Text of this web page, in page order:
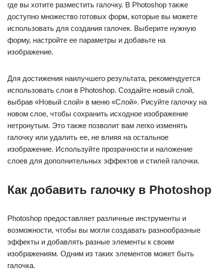
где вы хотите разместить галочку. В Photoshop также
доступно множество готовых форм, которые вы можете
использовать для создания галочек. Выберите нужную
форму, настройте ее параметры и добавьте на
изображение.
Для достижения наилучшего результата, рекомендуется
использовать слои в Photoshop. Создайте новый слой,
выбрав «Новый слой» в меню «Слой». Рисуйте галочку на
новом слое, чтобы сохранить исходное изображение
нетронутым. Это также позволит вам легко изменять
галочку или удалить ее, не влияя на остальное
изображение. Используйте прозрачности и наложение
слоев для дополнительных эффектов и стилей галочки.
Как добавить галочку в Photoshop
Photoshop предоставляет различные инструменты и
возможности, чтобы вы могли создавать разнообразные
эффекты и добавлять разные элементы к своим
изображениям. Одним из таких элементов может быть
галочка.